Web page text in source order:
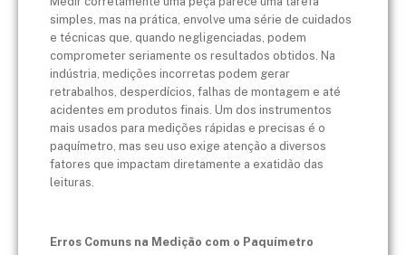
simples, mas na prática, envolve uma série de cuidados
e técnicas que, quando negligenciadas, podem
comprometer seriamente os resultados obtidos. Na
indústria, medições incorretas podem gerar
retrabalhos, desperdícios, falhas de montagem e até
acidentes em produtos finais. Um dos instrumentos
mais usados para medições rápidas e precisas é o
paquímetro, mas seu uso exige atenção a diversos
fatores que impactam diretamente a exatidão das
leituras.
Erros Comuns na Medição com o Paquímetro